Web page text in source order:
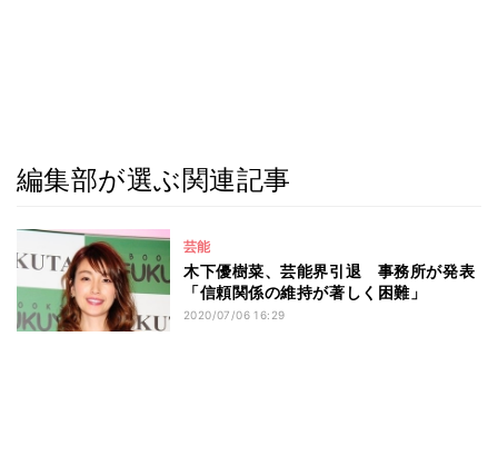
編集部が選ぶ関連記事
芸能
木下優樹菜、芸能界引退 事務所が発表
「信頼関係の維持が著しく困難」
2020/07/06 16:29